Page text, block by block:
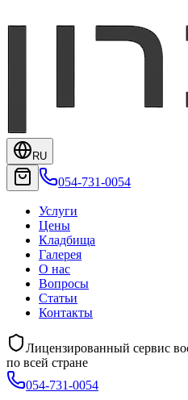
RU
054-731-0054
Услуги
Цены
Кладбища
Галерея
О нас
Вопросы
Статьи
Контакты
Лицензированный сервис
по всей стране
054-731-0054